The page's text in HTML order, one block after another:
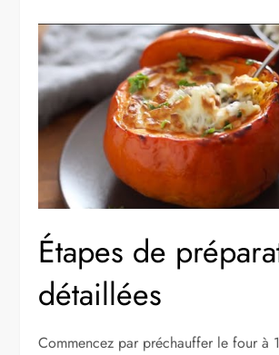
Étapes de
détaillées
Commencez par préchauffer le four à